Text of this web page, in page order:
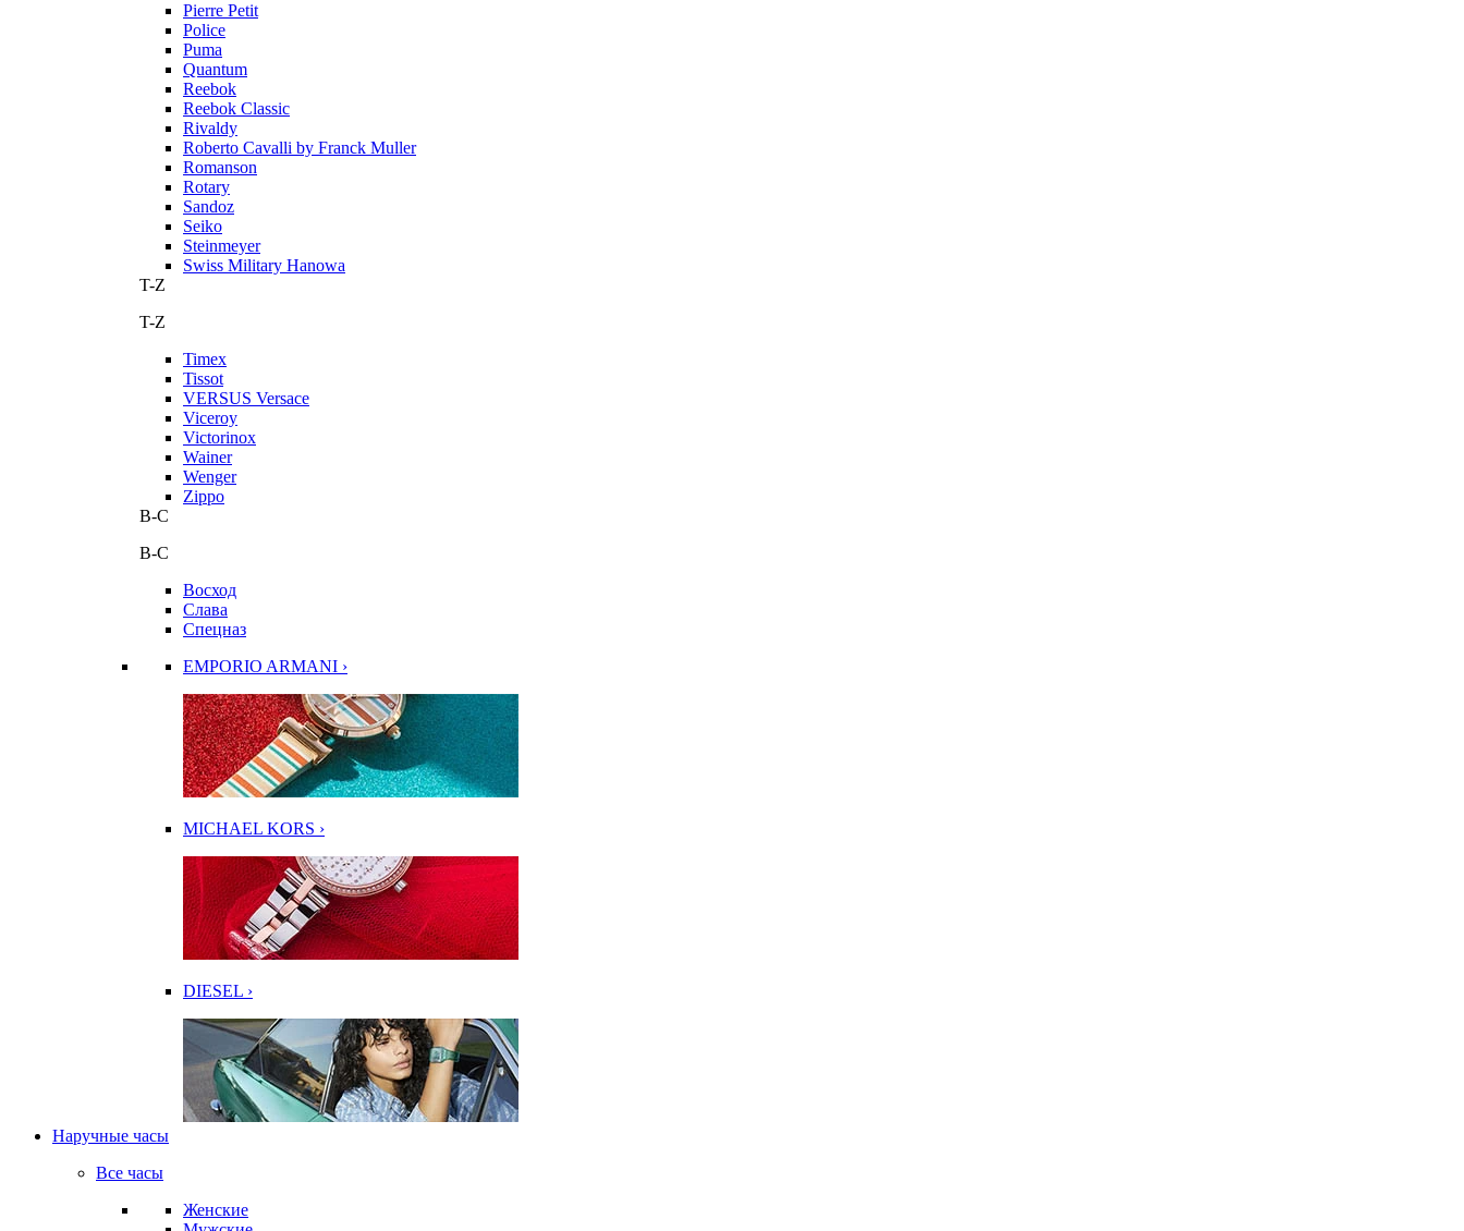
Pierre Petit
Police
Puma
Quantum
Reebok
Reebok Classic
Rivaldy
Roberto Cavalli by Franck Muller
Romanson
Rotary
Sandoz
Seiko
Steinmeyer
Swiss Military Hanowa
T-Z
T-Z
Timex
Tissot
VERSUS Versace
Viceroy
Victorinox
Wainer
Wenger
Zippo
В-С
В-С
Восход
Слава
Спецназ
EMPORIO ARMANI ›
MICHAEL KORS ›
DIESEL ›
Наручные часы
Все часы
Женские